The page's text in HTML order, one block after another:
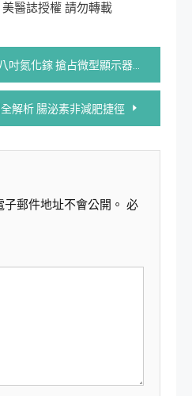
醫誌授權 請勿轉載
吋氮化鎵 搶占微型顯示器龍頭
解析 腸泌素非減肥捷徑
郵件地址不會公開。 必